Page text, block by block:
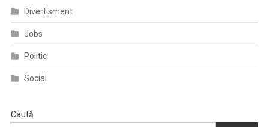
Divertisment
Jobs
Politic
Social
Caută